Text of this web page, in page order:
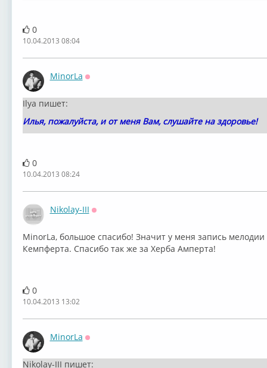
0
10.04.2013 08:04
MinorLa
Ilya пишет:
Илья, пожалуйста, и от меня Вам, слушайте на здоровье!
0
10.04.2013 08:24
Nikolay-III
MinorLa, большое спасибо! Значит у меня запись
Кемпферта. Спасибо так же за Херба Амперта!
0
10.04.2013 13:02
MinorLa
Nikolay-III пишет: